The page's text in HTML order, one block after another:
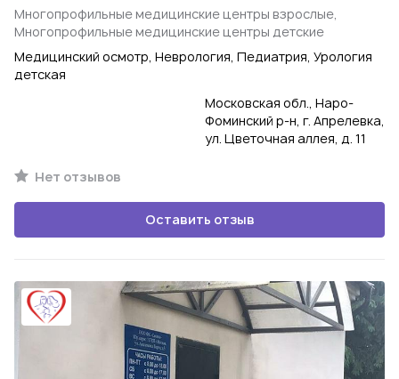
Многопрофильные медицинские центры взрослые,
Многопрофильные медицинские центры детские
Медицинский осмотр, Неврология, Педиатрия, Урология
детская
Московская обл., Наро-
Фоминский р-н, г. Апрелевка,
ул. Цветочная аллея, д. 11
Нет отзывов
Оставить отзыв